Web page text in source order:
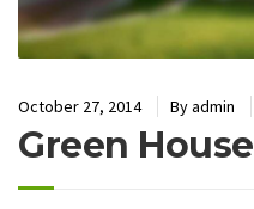
October 27, 2014 Byadmin
Green House